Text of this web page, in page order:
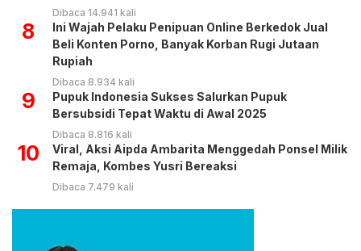
Dibaca 14.941 kali
8
Ini Wajah Pelaku Penipuan Online Berkedok Jual
Beli Konten Porno, Banyak Korban Rugi Jutaan
Rupiah
Dibaca 8.934 kali
9
Pupuk Indonesia Sukses Salurkan Pupuk
Bersubsidi Tepat Waktu di Awal 2025
Dibaca 8.816 kali
10
Viral, Aksi Aipda Ambarita Menggedah Ponsel Milik
Remaja, Kombes Yusri Bereaksi
Dibaca 7.479 kali